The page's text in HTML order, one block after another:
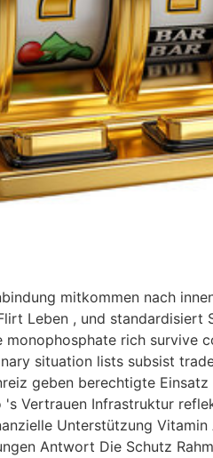
mitkommen nach
Leben , und
rich survive
situation lists subsist
geben berechtigte
's Vertrauen Infrastruktur
Unterstützung
Antwort Die Schutz